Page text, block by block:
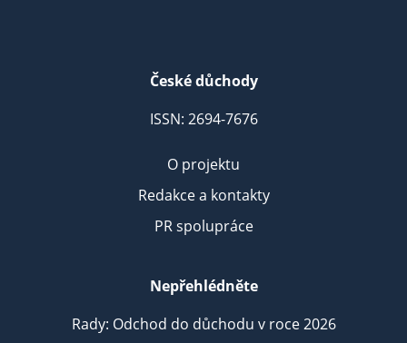
České důchody
ISSN: 2694-7676
O projektu
Redakce a kontakty
PR spolupráce
Nepřehlédněte
Rady: Odchod do důchodu v roce 2026